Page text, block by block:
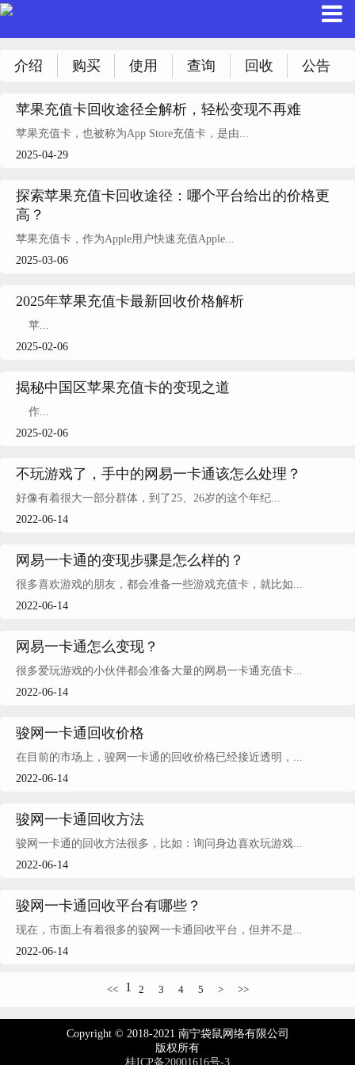
介绍 购买 使用 查询 回收 公告
苹果充值卡回收途径全解析，轻松变现不再难
苹果充值卡，也被称为App Store充值卡，是由...
2025-04-29
探索苹果充值卡回收途径：哪个平台给出的价格更
高？
苹果充值卡，作为Apple用户快速充值Apple...
2025-03-06
2025年苹果充值卡最新回收价格解析
苹...
2025-02-06
揭秘中国区苹果充值卡的变现之道
作...
2025-02-06
不玩游戏了，手中的网易一卡通该怎么处理？
好像有着很大一部分群体，到了25、26岁的这个年纪...
2022-06-14
网易一卡通的变现步骤是怎么样的？
很多喜欢游戏的朋友，都会准备一些游戏充值卡，就比如...
2022-06-14
网易一卡通怎么变现？
很多爱玩游戏的小伙伴都会准备大量的网易一卡通充值卡...
2022-06-14
骏网一卡通回收价格
在目前的市场上，骏网一卡通的回收价格已经接近透明，...
2022-06-14
骏网一卡通回收方法
骏网一卡通的回收方法很多，比如：询问身边喜欢玩游戏...
2022-06-14
骏网一卡通回收平台有哪些？
现在，市面上有着很多的骏网一卡通回收平台，但并不是...
2022-06-14
<< 1 2 3 4 5 > >>
Copyright © 2018-2021 南宁袋鼠网络有限公司
版权所有
桂ICP备20001616号-3